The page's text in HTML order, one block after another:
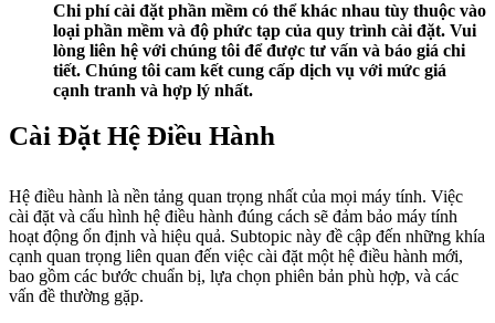
Chi phí cài đặt phần mềm có thể khác nhau tùy thuộc vào
loại phần mềm và độ phức tạp của quy trình cài đặt. Vui
lòng liên hệ với chúng tôi để được tư vấn và báo giá chi
tiết. Chúng tôi cam kết cung cấp dịch vụ với mức giá
cạnh tranh và hợp lý nhất.
Cài Đặt Hệ Điều Hành
Hệ điều hành là nền tảng quan trọng nhất của mọi máy tính. Việc
cài đặt và cấu hình hệ điều hành đúng cách sẽ đảm bảo máy tính
hoạt động ổn định và hiệu quả. Subtopic này đề cập đến những khía
cạnh quan trọng liên quan đến việc cài đặt một hệ điều hành mới,
bao gồm các bước chuẩn bị, lựa chọn phiên bản phù hợp, và các
vấn đề thường gặp.